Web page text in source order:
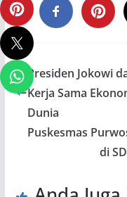
Presiden Jokowi
Kerja Sama
Dunia
Puskesmas
di